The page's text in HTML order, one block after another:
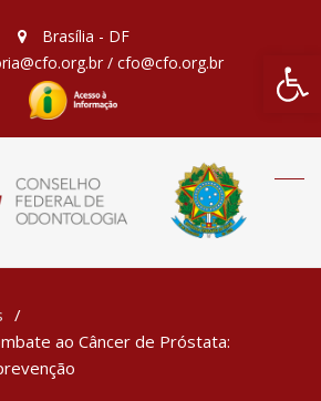
Barra
Brasília - DF
/ cfo@cfo.org.br
ao Câncer de Próstata: